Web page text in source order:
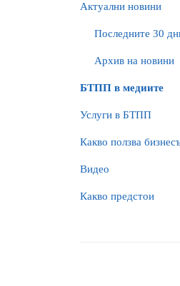
Актуални новини
Последните 30
Архив на новини
БTПП в медиите
Услуги в БТПП
Какво ползва
Видео
Какво предстои